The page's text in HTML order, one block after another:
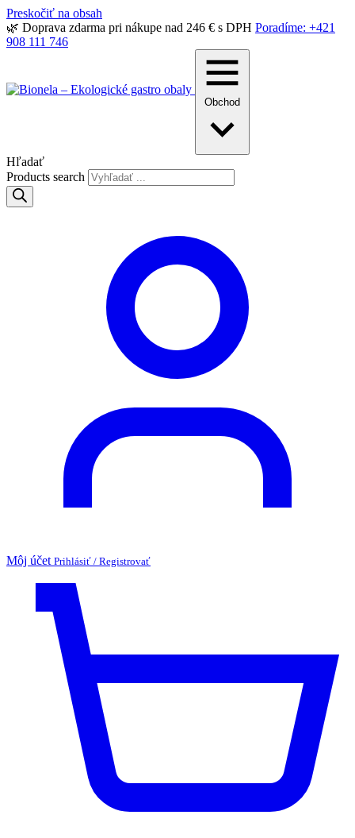
Preskočiť na obsah
🌿 Doprava zdarma pri nákupe nad 246 € s DPH Poradíme: +421
908 111 746
Obchod
Hľadať
Products search
Môj účet Prihlásiť / Registrovať